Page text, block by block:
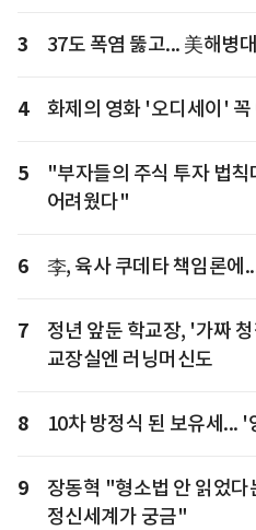
3 37도 폭염 뚫고... 美해병
4 화제의 영화 '오디세이'
5
"부자들의 주식 투자 법칙
어려웠다"
6 李, 육사 쿠데타 책임론
7
정년 앞둔 학교장, '가짜
교장실엔 러닝머신도
8 10차 방정식 된 보유세...
9
장동혁 "형소법 안 읽었다
정신세계가 궁금"